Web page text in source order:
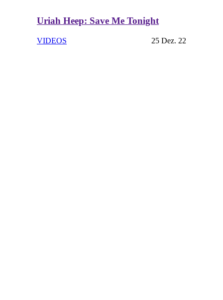
Uriah Heep: Save Me Tonight
VIDEOS 25 Dez. 22